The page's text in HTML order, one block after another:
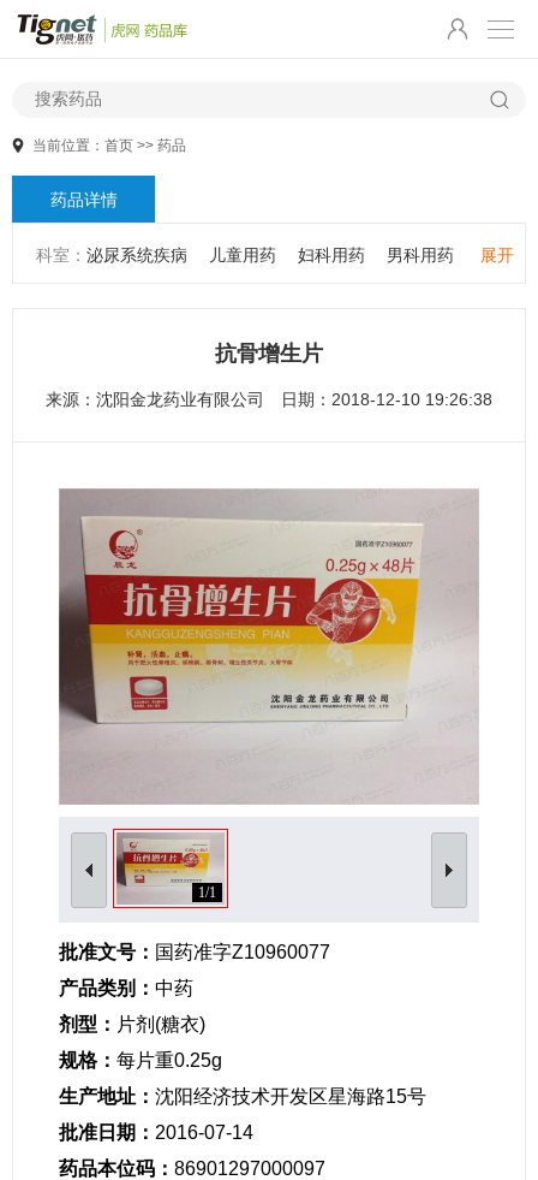
当前位置： 首页 >> 药品
药品详情
展开
科室： 泌尿系统疾病 儿童用药 妇科用药 男科用药
心血管系统疾病 精神心理疾病
女性生殖及妊娠疾病
抗骨增生片
来源： 沈阳金龙药业有限公司 日期：2018-12-10 19:26:38
1/1
批准文号： 国药准字Z10960077
产品类别： 中药
剂型： 片剂(糖衣)
规格： 每片重0.25g
生产地址： 沈阳经济技术开发区星海路15号
批准日期： 2016-07-14
药品本位码： 86901297000097